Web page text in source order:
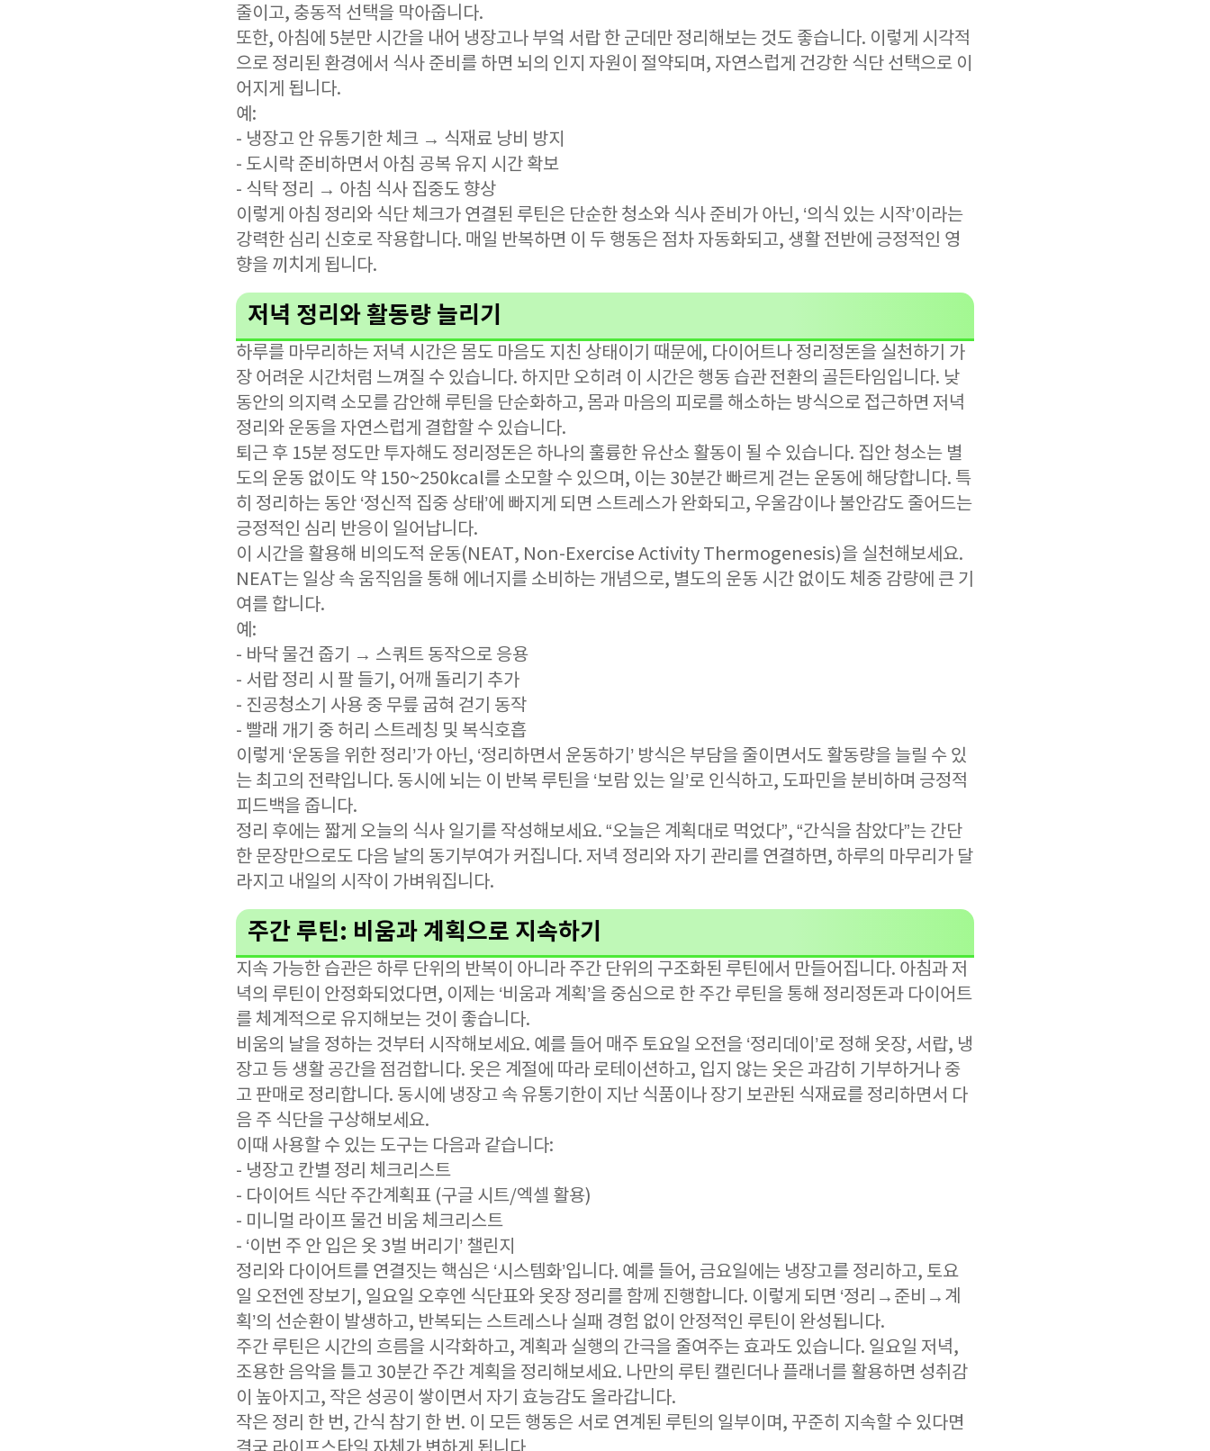
줄이고, 충동적 선택을 막아줍니다.
또한, 아침에 5분만 시간을 내어 냉장고나 부엌 서랍 한 군데만 정리해보는 것도 좋습니다. 이렇게 시각적
으로 정리된 환경에서 식사 준비를 하면 뇌의 인지 자원이 절약되며, 자연스럽게 건강한 식단 선택으로 이
어지게 됩니다.
예:
- 냉장고 안 유통기한 체크 → 식재료 낭비 방지
- 도시락 준비하면서 아침 공복 유지 시간 확보
- 식탁 정리 → 아침 식사 집중도 향상
이렇게 아침 정리와 식단 체크가 연결된 루틴은 단순한 청소와 식사 준비가 아닌, ‘의식 있는 시작’이라는
강력한 심리 신호로 작용합니다. 매일 반복하면 이 두 행동은 점차 자동화되고, 생활 전반에 긍정적인 영
향을 끼치게 됩니다.
저녁 정리와 활동량 늘리기
하루를 마무리하는 저녁 시간은 몸도 마음도 지친 상태이기 때문에, 다이어트나 정리정돈을 실천하기 가
장 어려운 시간처럼 느껴질 수 있습니다. 하지만 오히려 이 시간은 행동 습관 전환의 골든타임입니다. 낮
동안의 의지력 소모를 감안해 루틴을 단순화하고, 몸과 마음의 피로를 해소하는 방식으로 접근하면 저녁
정리와 운동을 자연스럽게 결합할 수 있습니다.
퇴근 후 15분 정도만 투자해도 정리정돈은 하나의 훌륭한 유산소 활동이 될 수 있습니다. 집안 청소는 별
도의 운동 없이도 약 150~250kcal를 소모할 수 있으며, 이는 30분간 빠르게 걷는 운동에 해당합니다. 특
히 정리하는 동안 ‘정신적 집중 상태’에 빠지게 되면 스트레스가 완화되고, 우울감이나 불안감도 줄어드는
긍정적인 심리 반응이 일어납니다.
이 시간을 활용해 비의도적 운동(NEAT, Non-Exercise Activity Thermogenesis)을 실천해보세요.
NEAT는 일상 속 움직임을 통해 에너지를 소비하는 개념으로, 별도의 운동 시간 없이도 체중 감량에 큰 기
여를 합니다.
예:
- 바닥 물건 줍기 → 스쿼트 동작으로 응용
- 서랍 정리 시 팔 들기, 어깨 돌리기 추가
- 진공청소기 사용 중 무릎 굽혀 걷기 동작
- 빨래 개기 중 허리 스트레칭 및 복식호흡
이렇게 ‘운동을 위한 정리’가 아닌, ‘정리하면서 운동하기’ 방식은 부담을 줄이면서도 활동량을 늘릴 수 있
는 최고의 전략입니다. 동시에 뇌는 이 반복 루틴을 ‘보람 있는 일’로 인식하고, 도파민을 분비하며 긍정적
피드백을 줍니다.
정리 후에는 짧게 오늘의 식사 일기를 작성해보세요. “오늘은 계획대로 먹었다”, “간식을 참았다”는 간단
한 문장만으로도 다음 날의 동기부여가 커집니다. 저녁 정리와 자기 관리를 연결하면, 하루의 마무리가 달
라지고 내일의 시작이 가벼워집니다.
주간 루틴: 비움과 계획으로 지속하기
지속 가능한 습관은 하루 단위의 반복이 아니라 주간 단위의 구조화된 루틴에서 만들어집니다. 아침과 저
녁의 루틴이 안정화되었다면, 이제는 ‘비움과 계획’을 중심으로 한 주간 루틴을 통해 정리정돈과 다이어트
를 체계적으로 유지해보는 것이 좋습니다.
비움의 날을 정하는 것부터 시작해보세요. 예를 들어 매주 토요일 오전을 ‘정리데이’로 정해 옷장, 서랍, 냉
장고 등 생활 공간을 점검합니다. 옷은 계절에 따라 로테이션하고, 입지 않는 옷은 과감히 기부하거나 중
고 판매로 정리합니다. 동시에 냉장고 속 유통기한이 지난 식품이나 장기 보관된 식재료를 정리하면서 다
음 주 식단을 구상해보세요.
이때 사용할 수 있는 도구는 다음과 같습니다:
- 냉장고 칸별 정리 체크리스트
- 다이어트 식단 주간계획표 (구글 시트/엑셀 활용)
- 미니멀 라이프 물건 비움 체크리스트
- ‘이번 주 안 입은 옷 3벌 버리기’ 챌린지
정리와 다이어트를 연결짓는 핵심은 ‘시스템화’입니다. 예를 들어, 금요일에는 냉장고를 정리하고, 토요
일 오전엔 장보기, 일요일 오후엔 식단표와 옷장 정리를 함께 진행합니다. 이렇게 되면 ‘정리→준비→계
획’의 선순환이 발생하고, 반복되는 스트레스나 실패 경험 없이 안정적인 루틴이 완성됩니다.
주간 루틴은 시간의 흐름을 시각화하고, 계획과 실행의 간극을 줄여주는 효과도 있습니다. 일요일 저녁,
조용한 음악을 틀고 30분간 주간 계획을 정리해보세요. 나만의 루틴 캘린더나 플래너를 활용하면 성취감
이 높아지고, 작은 성공이 쌓이면서 자기 효능감도 올라갑니다.
작은 정리 한 번, 간식 참기 한 번. 이 모든 행동은 서로 연계된 루틴의 일부이며, 꾸준히 지속할 수 있다면